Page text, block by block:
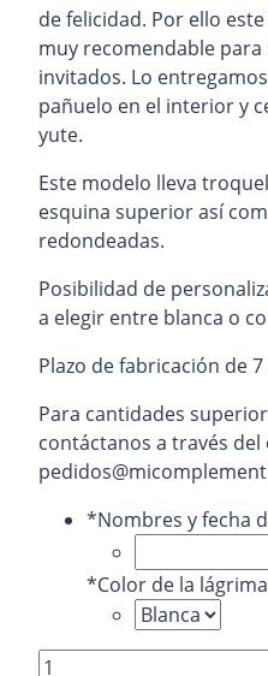
de felicidad. Por ello
muy recomendable
invitados. Lo
pañuelo en el interior y
yute.
Este modelo lleva
esquina superior así
redondeadas.
Posibilidad de
a elegir entre blanca o
Plazo de fabricación de 7
Para cantidades
contáctanos a través del
*Nombres y fecha
*Color de la lágrima
Lágrima